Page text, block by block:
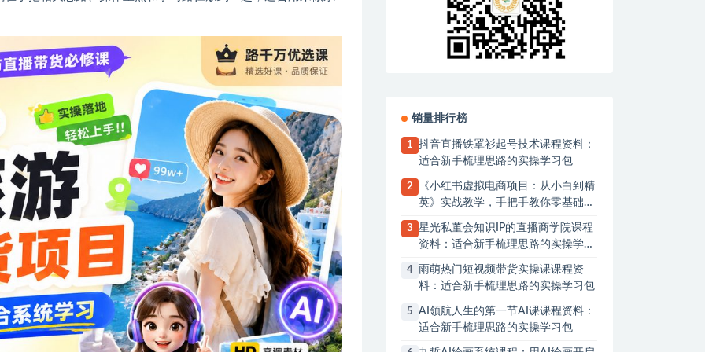
销量排行榜
1
抖音直播铁罩衫起号技术课程资料：
适合新手梳理思路的实操学习包
2
《小红书虚拟电商项目：从小白到精
英》实战教学，手把手教你零基础启
动副业
3
星光私董会知识IP的直播商学院课程
资料：适合新手梳理思路的实操学习
4
雨萌热门短视频带货实操课课程资
料：适合新手梳理思路的实操学习包
5
AI领航人生的第一节AI课课程资料：
适合新手梳理思路的实操学习包